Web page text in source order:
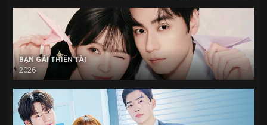
BẠN GÁI THIÊN TÀI
2026